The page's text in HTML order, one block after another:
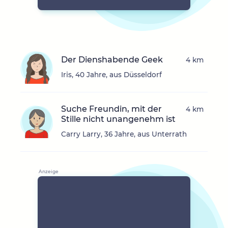
Der Dienshabende Geek
Iris, 40 Jahre, aus Düsseldorf
4 km
Suche Freundin, mit der
Stille nicht unangenehm ist
Carry Larry, 36 Jahre, aus Unterrath
4 km